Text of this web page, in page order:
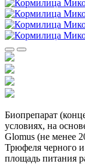
Биопрепарат
условиях, на
Glomus (не менее
Трюфеля черного
площадь питания